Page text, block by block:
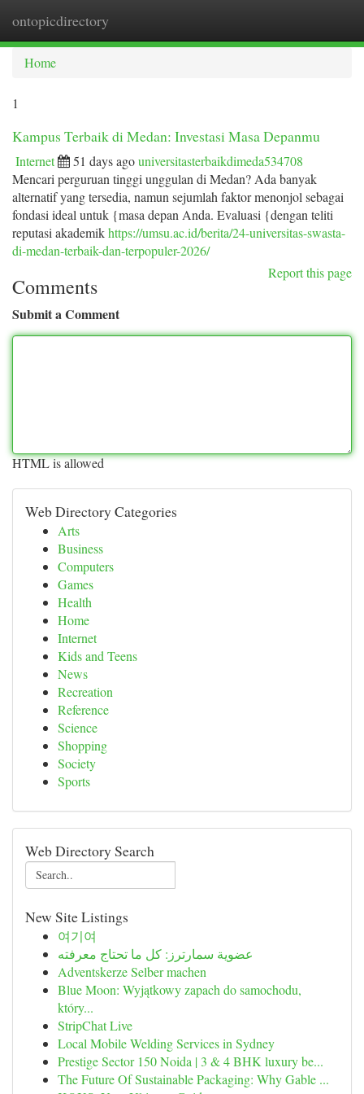
ontopicdirectory
Home
1
Kampus Terbaik di Medan: Investasi Masa Depanmu
Internet 51 days agouniversitasterbaikdimeda534708
Mencari perguruan tinggi unggulan di Medan? Ada banyak
alternatif yang tersedia, namun sejumlah faktor menonjol sebagai
fondasi ideal untuk {masa depan Anda. Evaluasi {dengan teliti
reputasi akademikhttps://umsu.ac.id/berita/24-universitas-swasta-
di-medan-terbaik-dan-terpopuler-2026/
Report this page
Comments
Submit a Comment
HTML is allowed
Web Directory Categories
Arts
Business
Computers
Games
Health
Home
Internet
Kids and Teens
News
Recreation
Reference
Science
Shopping
Society
Sports
Web Directory Search
New Site Listings
여기여
عضوية سمارترز: كل ما تحتاج معرفته
Adventskerze Selber machen
Blue Moon: Wyjątkowy zapach do samochodu,
który...
StripChat Live
Local Mobile Welding Services in Sydney
Prestige Sector 150 Noida | 3 & 4 BHK luxury be...
The Future Of Sustainable Packaging: Why Gable ...